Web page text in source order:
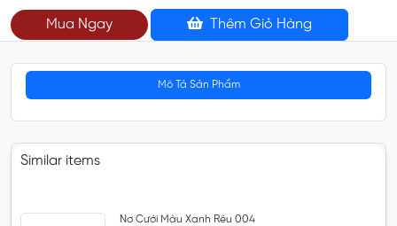
Mua Ngay Thêm Giỏ Hàng
Mô Tả Sản Phẩm
Similar items
Nơ Cưới Màu Xanh Rêu 004